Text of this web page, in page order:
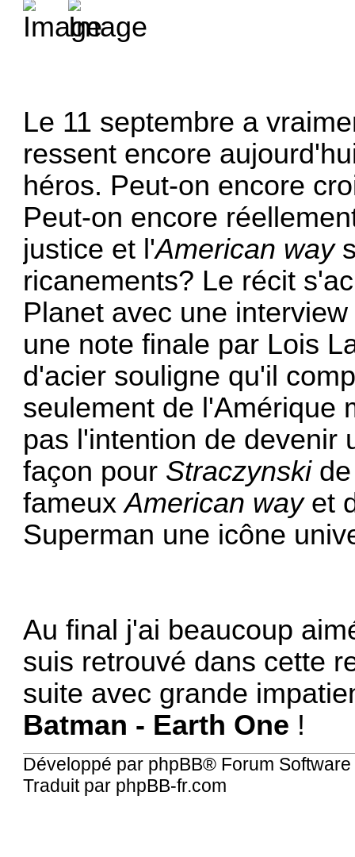
Le 11 septembre a
ressent encore
héros. Peut-on encore
Peut-on encore
justice et l'American way
ricanements? Le récit
Planet avec une
une note finale par Lois
d'acier souligne qu'il
seulement de l'Amérique
pas l'intention de devenir
façon pour Straczynskide
fameuxAmerican wayet
Superman une icône
Au final j'ai beaucoup
suis retrouvé dans cette
suite avec grande
Batman - Earth One !
Développé par phpBB® Forum
Traduit par phpBB-fr.com